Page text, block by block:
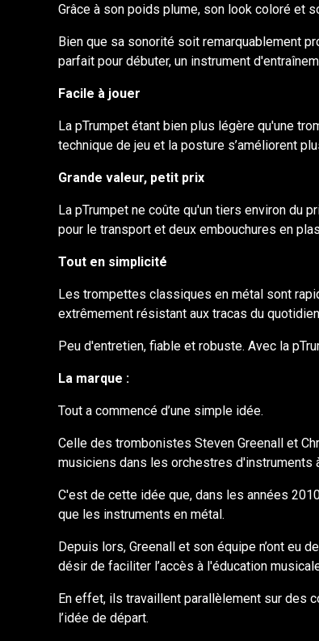
Grâce à son poids plume, son look coloré et
Bien que sa sonorité soit remarquablement
parfait pour débuter, un instrument
Facile à jouer
La pTrumpet étant bien plus légère qu'une
technique de jeu et la posture s’améliorent
Grande valeur, petit prix
La pTrumpet ne coûte qu'un tiers environ du
pour le transport et deux embouchures en
Tout en simplicité
Les trompettes classiques en métal sont
extrêmement résistant aux tracas du
Peu d'entretien, fiable et robuste. Avec la
La marque :
Tout a commencé d’une simple idée.
Celle des trombonistes Steven Greenall et
musiciens dans les orchestres d'instruments
C'est de cette idée que, dans les années
que les instruments en métal.
Depuis lors, Greenall et son équipe n’ont eu
désir de faciliter l’accès à l'éducation
En effet, ils travaillent parallèlement sur des
l’idée de départ.